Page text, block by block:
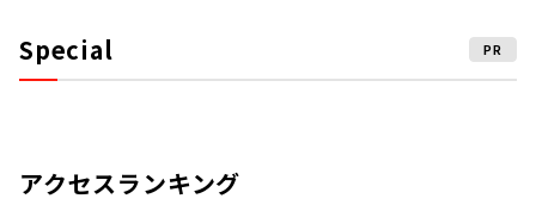
Special PR
アクセスランキング